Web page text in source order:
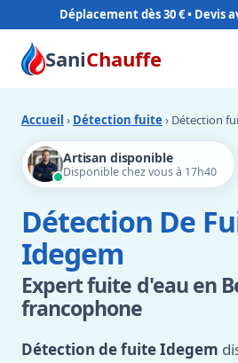
Déplacement dès 30 €
SaniChauffe
Accueil › Détection fuite › Détection
Artisan disponible
Disponible chez vous à 17h40
Détection De
Idegem
Expert fuite d'eau en
francophone
Détection de fuite Idegem